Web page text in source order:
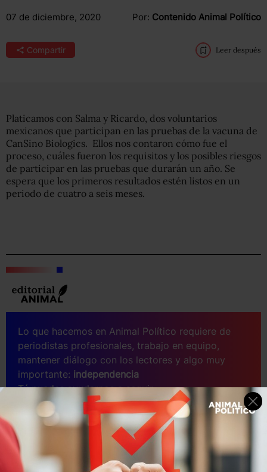
07 de diciembre, 2020 Por: Contenido Animal Político
Compartir Leer después
Platicamos con Salma y Ricardo, dos voluntarios
mexicanos que participan en las pruebas de la vacuna de
CanSino Biologics. Ellos nos contaron cómo fue el
proceso, cuáles fueron los requisitos y los posibles riesgos
de participar en las pruebas que durarán un año. Se
espera que los primeros resultados estén listos en un
periodo de cuatro a seis meses.
Lo que hacemos en Animal Político requiere de
periodistas profesionales, trabajo en equipo,
mantener diálogo con los lectores y algo muy
importante: independencia
Tú puedes ayudarnos a seguir.